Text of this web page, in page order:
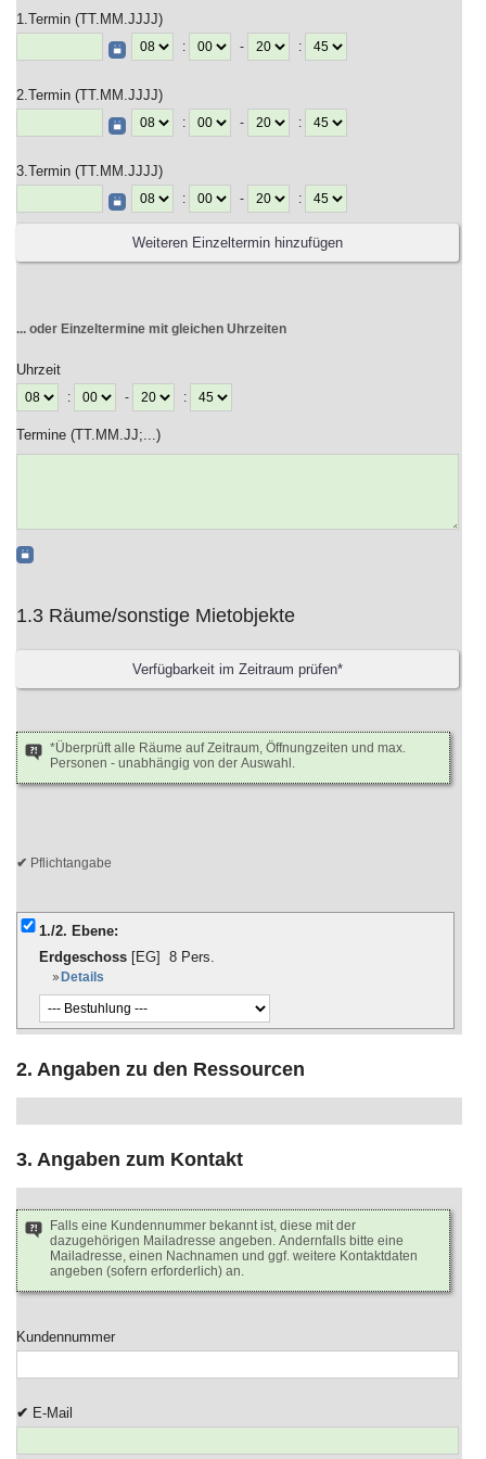
1.Termin (TT.MM.JJJJ)
: - :
2.Termin (TT.MM.JJJJ)
: - :
3.Termin (TT.MM.JJJJ)
: - :
... oder Einzeltermine mit gleichen Uhrzeiten
Uhrzeit
: - :
Termine (TT.MM.JJ;...)
1.3 Räume/sonstige Mietobjekte
*Überprüft alle Räume auf Zeitraum, Öffnungzeiten und max.
Personen - unabhängig von der Auswahl.
Pflichtangabe
1./2. Ebene:
Erdgeschoss [EG] 8 Pers.
Details
2. Angaben zu den Ressourcen
3. Angaben zum Kontakt
Falls eine Kundennummer bekannt ist, diese mit der
dazugehörigen Mailadresse angeben. Andernfalls bitte eine
Mailadresse, einen Nachnamen und ggf. weitere Kontaktdaten
angeben (sofern erforderlich) an.
Kundennummer
E-Mail